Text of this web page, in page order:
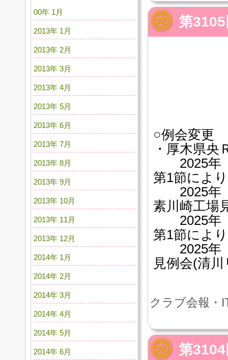
第
○例会変更
・厚木県央
2025年
第1節によ
2025年
素川崎工
2025年
第1節によ
2025年
見例会(清
クラブ会報・
第
00年 1月
2013年 1月
2013年 2月
2013年 3月
2013年 4月
2013年 5月
2013年 6月
2013年 7月
2013年 8月
2013年 9月
2013年 10月
2013年 11月
2013年 12月
2014年 1月
2014年 2月
2014年 3月
2014年 4月
2014年 5月
2014年 6月